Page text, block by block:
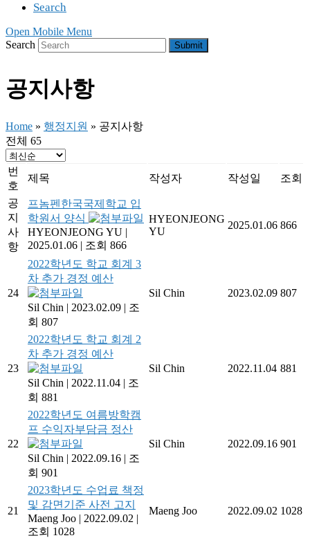
Search
Open Mobile Menu
Search
Submit
공지사항
Home » 행정지원 » 공지사항
전체 65
번
호
제목 작성자 작성일 조회
공
지
사
항
프놈펜한국국제학교 입
학원서 양식
HYEONJEONG YU |
2025.01.06 | 조회 866
HYEONJEONG
YU
2025.01.06 866
24
2022학년도 학교 회계 3
차 추가 경정 예산
Sil Chin | 2023.02.09 | 조
회 807
Sil Chin 2023.02.09 807
23
2022학년도 학교 회계 2
차 추가 경정 예산
Sil Chin | 2022.11.04 | 조
회 881
Sil Chin 2022.11.04 881
22
2022학년도 여름방학캠
프 수익자부담금 정산
Sil Chin | 2022.09.16 | 조
회 901
Sil Chin 2022.09.16 901
21
2023학년도 수업료 책정
및 감면기준 사전 고지
Maeng Joo | 2022.09.02 |
조회 1028
Maeng Joo 2022.09.02 1028